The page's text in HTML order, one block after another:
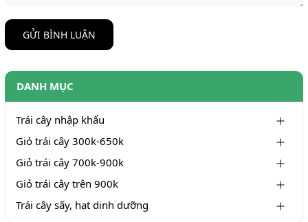
GỬI BÌNH LUẬN
DANH MỤC
Trái cây nhập khẩu
Giỏ trái cây 300k-650k
Giỏ trái cây 700k-900k
Giỏ trái cây trên 900k
Trái cây sấy, hạt dinh dưỡng